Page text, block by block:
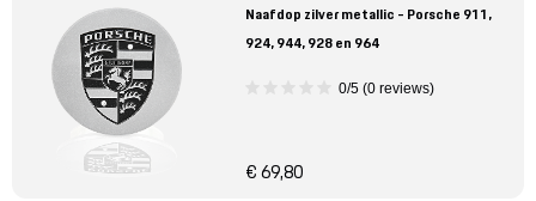
Naafdop zilver metallic - Porsche 911,
924, 944, 928 en 964
0/5 (0 reviews)
€ 69,80